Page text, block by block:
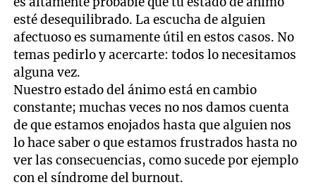
esté desequilibrado. La escucha de alguien
afectuoso es sumamente útil en estos casos. No
temas pedirlo y acercarte: todos lo necesitamos
alguna vez.
Nuestro estado del ánimo está en cambio
constante; muchas veces no nos damos cuenta
de que estamos enojados hasta que alguien nos
lo hace saber o que estamos frustrados hasta no
ver las consecuencias, como sucede por ejemplo
con el síndrome del burnout.